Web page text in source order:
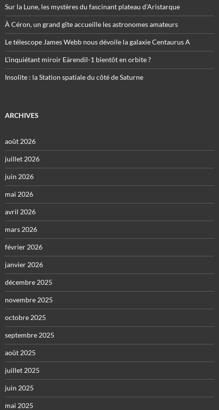
Sur la Lune, les mystères du fascinant plateau d’Aristarque
À Céron, un grand gîte accueille les astronomes amateurs
Le télescope James Webb nous dévoile la galaxie Centaurus A
L’inquiétant miroir Eärendil-1 bientôt en orbite ?
Insolite : la Station spatiale du côté de Saturne
ARCHIVES
août 2026
juillet 2026
juin 2026
mai 2026
avril 2026
mars 2026
février 2026
janvier 2026
décembre 2025
novembre 2025
octobre 2025
septembre 2025
août 2025
juillet 2025
juin 2025
mai 2025